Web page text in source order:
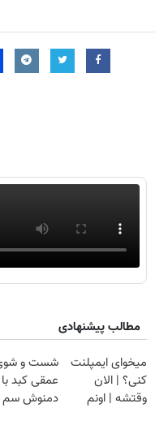
مطالب پیشنهادی
میخوای ایمپلنت
کنی؟ | الان
وقتشه | اونم
شست و
عمقی کبد با
دمنوش سم